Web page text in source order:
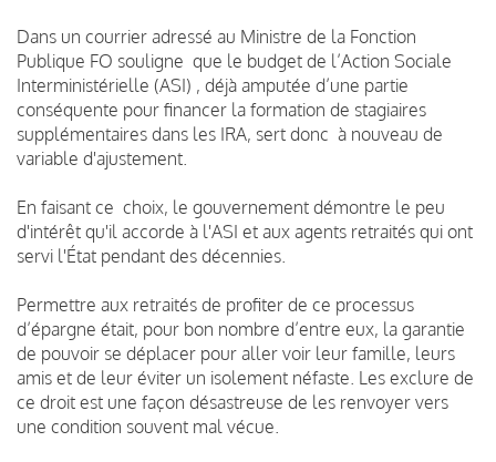
Dans un courrier adressé au Ministre de la Fonction
Publique FO souligne que le budget de l’Action Sociale
Interministérielle (ASI) , déjà amputée d’une partie
conséquente pour financer la formation de stagiaires
supplémentaires dans les IRA, sert donc à nouveau de
variable d'ajustement.
En faisant ce choix, le gouvernement démontre le peu
d'intérêt qu'il accorde à l'ASI et aux agents retraités qui ont
servi l'État pendant des décennies.
Permettre aux retraités de profiter de ce processus
d’épargne était, pour bon nombre d’entre eux, la garantie
de pouvoir se déplacer pour aller voir leur famille, leurs
amis et de leur éviter un isolement néfaste. Les exclure de
ce droit est une façon désastreuse de les renvoyer vers
une condition souvent mal vécue.